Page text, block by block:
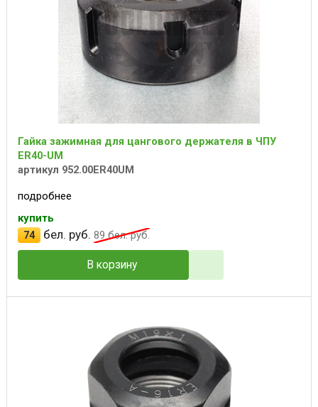
Гайка зажимная для цангового держателя в ЧПУ
ER40-UM
артикул 952.00ER40UM
подробнее
купить
74
бел. руб. 89бел. руб.
В корзину